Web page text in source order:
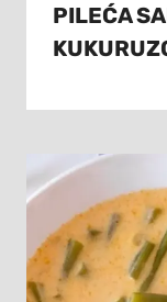
PILEĆA